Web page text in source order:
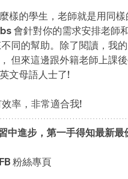
樣的學生，老師就是用同
會針對你的需求安排老師
同的幫助。除了閱讀，我
但來這邊跟外籍老師上課
文母語人士了!
率，非常適合我!
中進步，第一手得知最新最
粉絲專頁